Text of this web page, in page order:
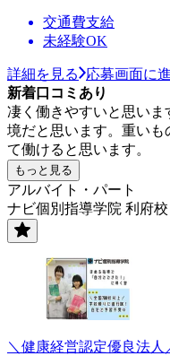
交通費支給
未経験OK
詳細を見る
応募画面に
新着口コミあり
凄く働きやすいと思い
境だと思います。重いも
て働けると思います。
もっと見る
アルバイト・パート
ナビ個別指導学院 利府校
＼健康経営認定優良法